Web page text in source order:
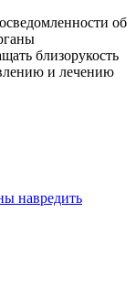
об
близорукость
и лечению
навредить